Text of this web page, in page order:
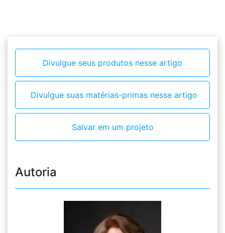
Divulgue seus produtos nesse artigo
Divulgue suas matérias-primas nesse artigo
Salvar em um projeto
Autoria